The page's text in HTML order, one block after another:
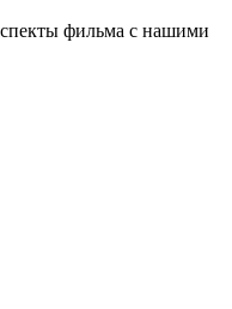
фильма с нашими